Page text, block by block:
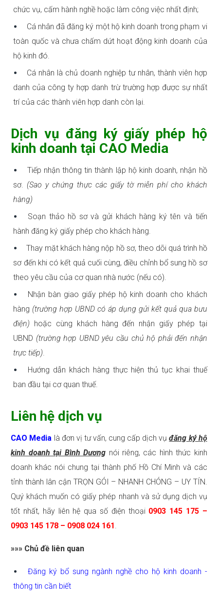
chức vụ, cấm hành nghề hoặc làm công việc nhất định;
Cá nhân đã đăng ký một hộ kinh doanh trong phạm vi
toàn quốc và chưa chấm dứt hoạt động kinh doanh của
hộ kinh đó.
Cá nhân là chủ doanh nghiệp tư nhân, thành viên hợp
danh của công ty hợp danh trừ trường hợp được sự nhất
trí của các thành viên hợp danh còn lại.
Dịch vụ đăng ký giấy phép hộ
kinh doanh tại CAO Media
Tiếp nhận thông tin thành lập hộ kinh doanh, nhận hồ
sơ. (Sao y chứng thực các giấy tờ miễn phí cho khách
hàng)
Soạn thảo hồ sơ và gửi khách hàng ký tên và tiến
hành đăng ký giấy phép cho khách hàng.
Thay mặt khách hàng nộp hồ sơ, theo dõi quá trình hồ
sơ đến khi có kết quả cuối cùng, điều chỉnh bổ sung hồ sơ
theo yêu cầu của cơ quan nhà nước (nếu có).
Nhận bàn giao giấy phép hộ kinh doanh cho khách
hàng (trường hợp UBND có áp dụng gửi kết quả qua bưu
điện) hoặc cùng khách hàng đến nhận giấy phép tại
UBND (trường hợp UBND yêu cầu chủ hộ phải đến nhận
trực tiếp).
Hướng dẫn khách hàng thực hiện thủ tục khai thuế
ban đầu tại cơ quan thuế.
Liên hệ dịch vụ
CAO Media là đơn vị tư vấn, cung cấp dịch vụđăng ký hộ
kinh doanh tại Bình Dương nói riêng, các hình thức kinh
doanh khác nói chung tại thành phố Hồ Chí Minh và các
tỉnh thành lân cận TRỌN GÓI – NHANH CHÓNG – UY TÍN.
Quý khách muốn có giấy phép nhanh và sử dụng dịch vụ
tốt nhất, hãy liên hệ qua số điện thoại 0903 145 175 –
0903 145 178 – 0908 024 161 .
»»» Chủ đề liên quan
Đăng ký bổ sung ngành nghề cho hộ kinh doanh -
thông tin cần biết